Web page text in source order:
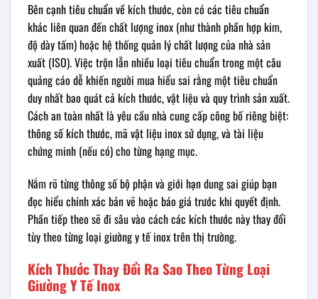
Bên cạnh tiêu chuẩn về kích thước, còn có các tiêu chuẩn
khác liên quan đến chất lượng inox (như thành phần hợp kim,
độ dày tấm) hoặc hệ thống quản lý chất lượng của nhà sản
xuất (ISO). Việc trộn lẫn nhiều loại tiêu chuẩn trong một câu
quảng cáo dễ khiến người mua hiểu sai rằng một tiêu chuẩn
duy nhất bao quát cả kích thước, vật liệu và quy trình sản xuất.
Cách an toàn nhất là yêu cầu nhà cung cấp công bố riêng biệt:
thông số kích thước, mã vật liệu inox sử dụng, và tài liệu
chứng minh (nếu có) cho từng hạng mục.
Nắm rõ từng thông số bộ phận và giới hạn dung sai giúp bạn
đọc hiểu chính xác bản vẽ hoặc báo giá trước khi quyết định.
Phần tiếp theo sẽ đi sâu vào cách các kích thước này thay đổi
tùy theo từng loại giường y tế inox trên thị trường.
Kích Thước Thay Đổi Ra Sao Theo Từng Loại
Giường Y Tế Inox